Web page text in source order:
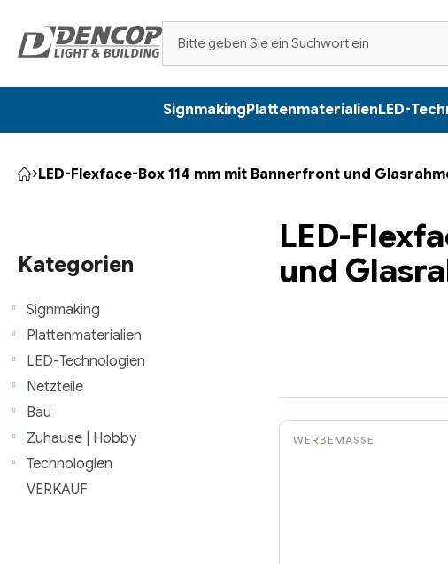
Inhalt
springen
SignmakingPlattenmaterialienLED-
Startseite
LED-Flexface-Box 114 mm mit Bannerfront und
e
n
e
überspringen
Kategorien
Signmaking
Plattenmaterialien
LED-Technologien
Netzteile
Bau
Zuhause | Hobby
Technologien
VERKAUF
LED-
und
WERBEMASSE